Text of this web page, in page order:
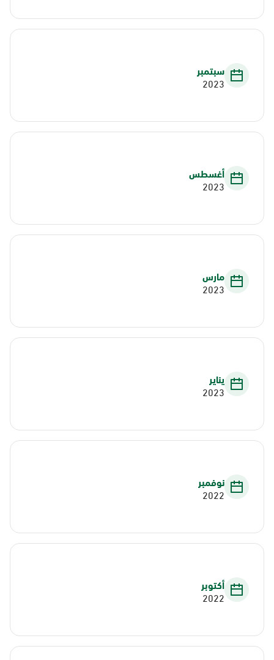
سبتمبر
2023
أغسطس
2023
مارس
2023
يناير
2023
نوفمبر
2022
أكتوبر
2022